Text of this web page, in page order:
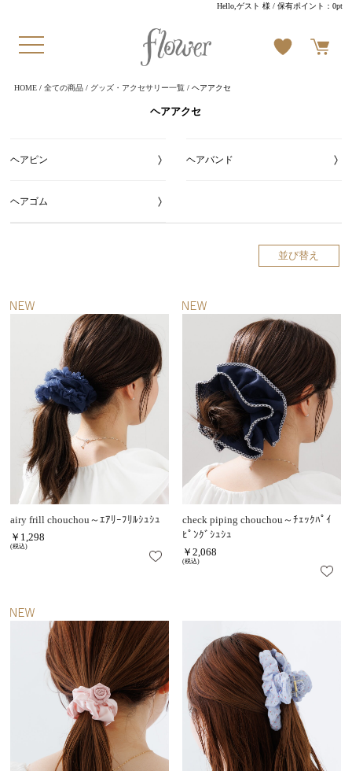
Hello,ゲスト 様 / 保有ポイント：0pt
HOME/ 全ての商品/ グッズ・アクセサリー一覧/ ヘアアクセ
ヘアアクセ
ヘアピン ヘアバンド
ヘアゴム
並び替え
airy frill chouchou～ｴｱﾘｰﾌﾘﾙｼｭｼｭ
￥1,298
(税込)
check piping chouchou～ﾁｪｯｸﾊﾟｲ
ﾋﾟﾝｸﾞｼｭｼｭ
￥2,068
(税込)